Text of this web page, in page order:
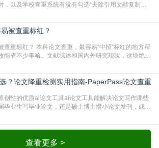
，以及学校查重系统有没有勾选“去除引用文献复制
方括号编号、与正文一一对应，著录项符合GB/T
、年、卷期、页码齐全，标点用半角）；查重系统识别
，
被查重标红？
容易“中招“标红的地方帮
能省不少事哈。文献综述和国内外研究现状，这块绝对
直接复制百度百科、教材或别人写好的综述段落，系统
研究背景、意义和方法描述也是不可避免，比如“本文采
软件进行数据分
？论文降重检测实用指南-PaperPass论文查重
创性的优质ai论文工具ai论文工具能解决论文写作哪些
毕业生写毕业论文，还是硕士博士攒小论文发刊，或是
几个大夜不说，还经常改不到点上，交上去才发现重复
现在有了成熟的ai论文工具，这些痛点基本都能高效解
不止能帮你梳查看更多 >